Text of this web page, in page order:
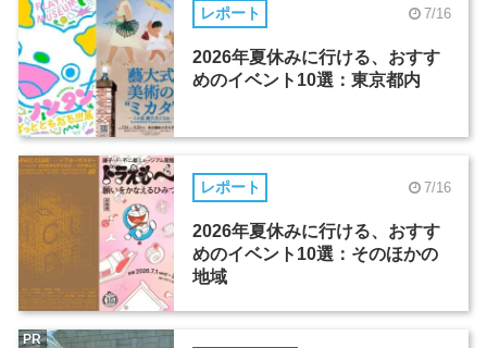
レポート 7/16
2026年夏休みに行ける、おすす
めのイベント10選：東京都内
レポート 7/16
2026年夏休みに行ける、おすす
めのイベント10選：そのほかの
地域
PR